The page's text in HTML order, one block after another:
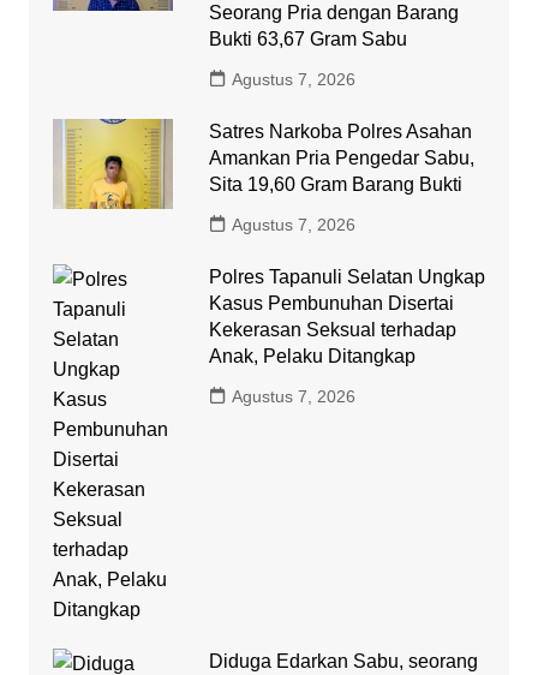
Seorang Pria dengan Barang
Bukti 63,67 Gram Sabu
Agustus 7, 2026
Satres Narkoba Polres Asahan
Amankan Pria Pengedar Sabu,
Sita 19,60 Gram Barang Bukti
Agustus 7, 2026
Polres Tapanuli Selatan Ungkap
Kasus Pembunuhan Disertai
Kekerasan Seksual terhadap
Anak, Pelaku Ditangkap
Agustus 7, 2026
Diduga Edarkan Sabu, seorang